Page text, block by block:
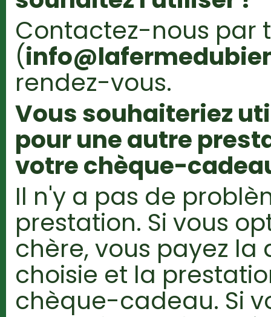
Contactez-nous par
(
rendez-vous.
Vous souhaiteriez
pour une autre
votre chèque-
Il n'y a pas de
prestation. Si vous
chère, vous payez
choisie et la
chèque-cadeau. Si